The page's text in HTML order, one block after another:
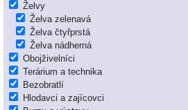
Želvy
Želva zelenavá
Želva čtyřprstá
Želva nádherná
Obojživelníci
Terárium a technika
Bezobratlí
Hlodavci a zajícovci